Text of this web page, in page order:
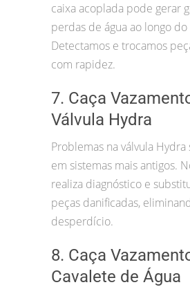
caixa acoplada pode gerar
perdas de água ao longo
Detectamos e trocamos
com rapidez.
7. Caça
Válvula Hydra
Problemas na válvula Hydra
em sistemas mais antigos.
realiza diagnóstico e
peças danificadas,
desperdício.
8. Caça
Cavalete de Água